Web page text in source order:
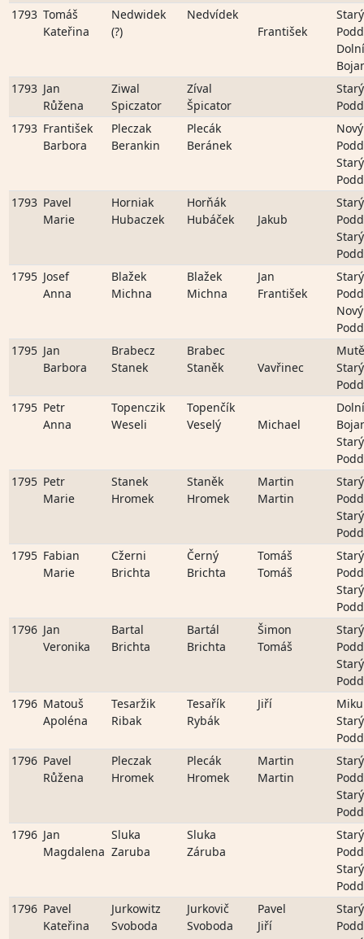
1793 Tomáš
Kateřina
Nedwidek
(?)
Nedvídek
František
Starý
Dolní
1793 Jan
Růžena
Ziwal
Spiczator
Zíval
Špicator
Starý
1793 František
Barbora
Pleczak
Berankin
Plecák
Beránek
Nový
Starý
1793 Pavel
Marie
Horniak
Hubaczek
Horňák
Hubáček
Jakub
Starý
Starý
1795 Josef
Anna
Blažek
Michna
Blažek
Michna
Jan
František
Starý
Nový
1795 Jan
Barbora
Brabecz
Stanek
Brabec
Staněk
Vavřinec
Starý
1795 Petr
Anna
Topenczik
Weseli
Topenčík
Veselý
Michael
Dolní
Starý
1795 Petr
Marie
Stanek
Hromek
Staněk
Hromek
Martin
Martin
Starý
Starý
1795 Fabian
Marie
Cžerni
Brichta
Černý
Brichta
Tomáš
Tomáš
Starý
Starý
1796 Jan
Veronika
Bartal
Brichta
Bartál
Brichta
Šimon
Tomáš
Starý
Starý
1796 Matouš
Apoléna
Tesaržik
Ribak
Tesařík
Rybák
Jiří
Starý
1796 Pavel
Růžena
Pleczak
Hromek
Plecák
Hromek
Martin
Martin
Starý
Starý
1796 Jan
Magdalena
Sluka
Zaruba
Sluka
Záruba
Starý
Starý
1796 Pavel
Kateřina
Jurkowitz
Svoboda
Jurkovič
Svoboda
Pavel
Jiří
Starý